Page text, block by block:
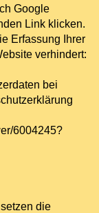
Google
Link klicken.
Erfassung Ihrer
verhindert:
bei
6004245?
die